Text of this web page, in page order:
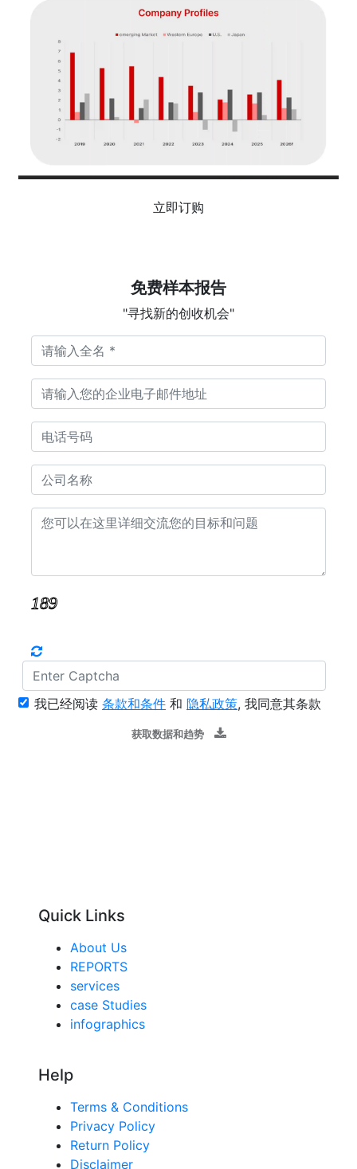
立即订购
免费样本报告
"寻找新的创收机会"
我已经阅读 条款和条件 和 隐私政策, 我同意其条款
获取数据和趋势
Quick Links
About Us
REPORTS
services
case Studies
infographics
Help
Terms & Conditions
Privacy Policy
Return Policy
Disclaimer